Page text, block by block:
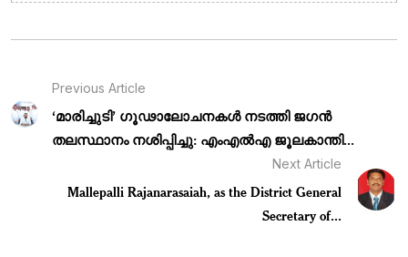
Previous Article
‘മാരിച്ചുടി’ ഗൂഢാലോചനകൾ നടത്തി ജഗൻ
തലസ്ഥാനം നശിപ്പിച്ചു: എംഎൽഎ ജൂലകാന്തി...
Next Article
Mallepalli Rajanarasaiah, as the District General
Secretary of...